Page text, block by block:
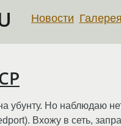
Новости Галерея
убунту. Но наблюдаю
Вхожу в сеть,